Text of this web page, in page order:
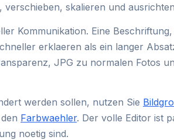
skalieren und
Kommunikation. Eine
erklaeren als ein langer
JPG zu normalen Fotos
werden sollen, nutzen Sie
Farbwaehler. Der volle Editor ist
noetig sind.